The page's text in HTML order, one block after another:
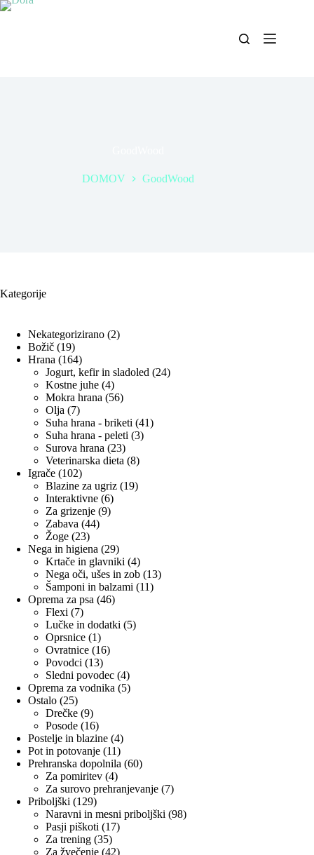
Skip
DOMOV GoodWood
Kategorije
Nekategorizirano 22
Božič 1919
izdelkov
Hrana 164164
izdelkov
Jogurt, kefir in sladoled 2424
Kostne juhe 44
izdelki
Mokra hrana 5656
Olja 77
izdelkov
Suha hrana - briketi 4141
Suha hrana - peleti 33
Surova hrana 2323
izdelkov
Veterinarska dieta 88
Igrače 102102
izdelka
Blazine za ugriz 1919
Interaktivne 66
izdelkov
Za grizenje 99
Zabava 4444
Žoge 2323
izdelkov
Nega in higiena 2929
izdelkov
Krtače in glavniki 44
izdelki
Nega oči, ušes in zob 1313
Šamponi in balzami 1111
Oprema za psa 4646
Flexi 77
izdelkov
Lučke in dodatki 55
Oprsnice 11
izdelek
Ovratnice 1616
Povodci 1313
izdelkov
Sledni povodec 44
izdelki
Oprema za vodnika 55
Ostalo 2525
izdelkov
Drečke 99
izdelkov
Posode 1616
izdelkov
Postelje in blazine 44
izdelki
Pot in potovanje 1111
izdelkov
Prehranska dopolnila 6060
Za pomiritev 44
izdelki
Za surovo prehranjevanje 77
Priboljški 129129
izdelkov
Naravni in mesni priboljški 9898
Pasji piškoti 1717
Za trening 3535
izdelkov
Za žvečenje 4242